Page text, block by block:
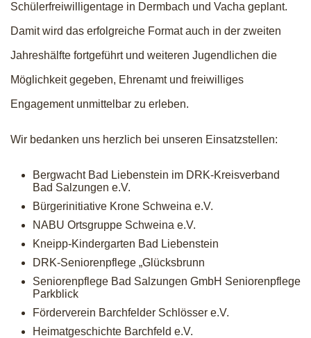
Schülerfreiwilligentage in Dermbach und Vacha geplant.
Damit wird das erfolgreiche Format auch in der zweiten
Jahreshälfte fortgeführt und weiteren Jugendlichen die
Möglichkeit gegeben, Ehrenamt und freiwilliges
Engagement unmittelbar zu erleben.
Wir bedanken uns herzlich bei unseren Einsatzstellen:
Bergwacht Bad Liebenstein im DRK-Kreisverband
Bad Salzungen e.V.
Bürgerinitiative Krone Schweina e.V.
NABU Ortsgruppe Schweina e.V.
Kneipp-Kindergarten Bad Liebenstein
DRK-Seniorenpflege „Glücksbrunn
Seniorenpflege Bad Salzungen GmbH Seniorenpflege
Parkblick
Förderverein Barchfelder Schlösser e.V.
Heimatgeschichte Barchfeld e.V.